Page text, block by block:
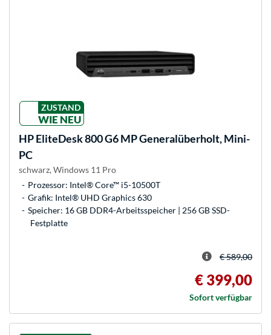
ZUSTAND
WIE NEU
HPEliteDesk 800 G6 MP Generalüberholt, Mini-
PC
schwarz, Windows 11 Pro
Prozessor: Intel® Core™ i5-10500T
Grafik: Intel® UHD Graphics 630
Speicher: 16 GB DDR4-Arbeitsspeicher | 256 GB SSD-
Festplatte
€ 589,00
€ 399,00
Sofort verfügbar